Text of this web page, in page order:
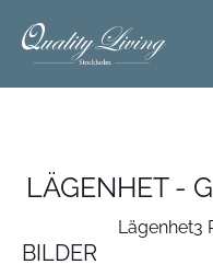
LÄGENHET -
Lägenhet3
BILDER